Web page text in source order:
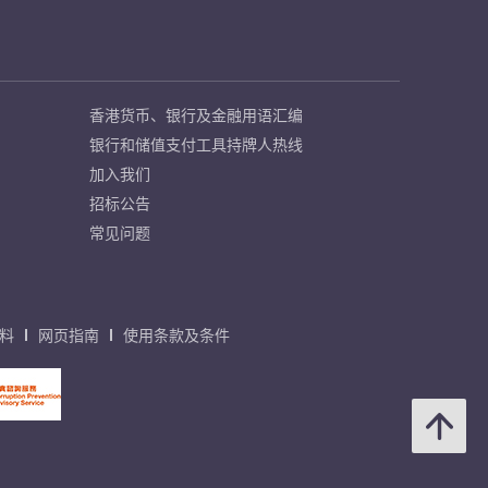
香港货币、银行及金融用语汇编
银行和储值支付工具持牌人热线
加入我们
招标公告
常见问题
网页指南 使用条款及条件